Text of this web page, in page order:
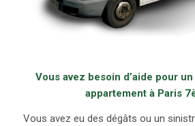
Vous avez besoin d’aide pour
appartementà Paris 7
Vous avez eu des dégâts ou un